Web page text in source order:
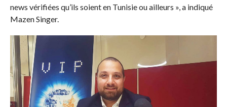
news vérifiées qu’ils soient en Tunisie ou ailleurs », a indiqué
Mazen Singer.